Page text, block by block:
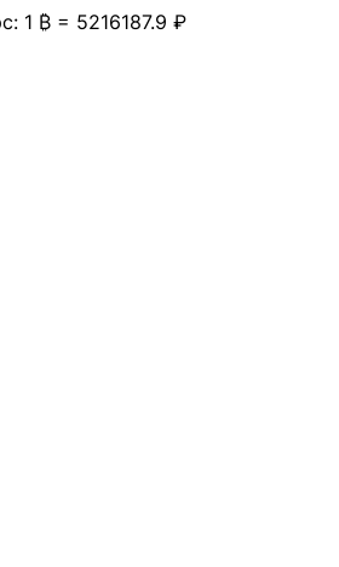
1 ₿ = 5216187.9 ₽